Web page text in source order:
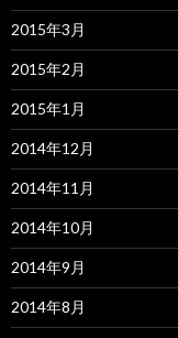
2015年3月
2015年2月
2015年1月
2014年12月
2014年11月
2014年10月
2014年9月
2014年8月